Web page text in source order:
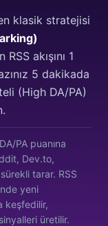
klasik stratejisi
akışını 1
5 dakikada
(High DA/PA)
PA puanına
Dev.to,
tarar. RSS
yeni
keşfedilir,
üretilir.